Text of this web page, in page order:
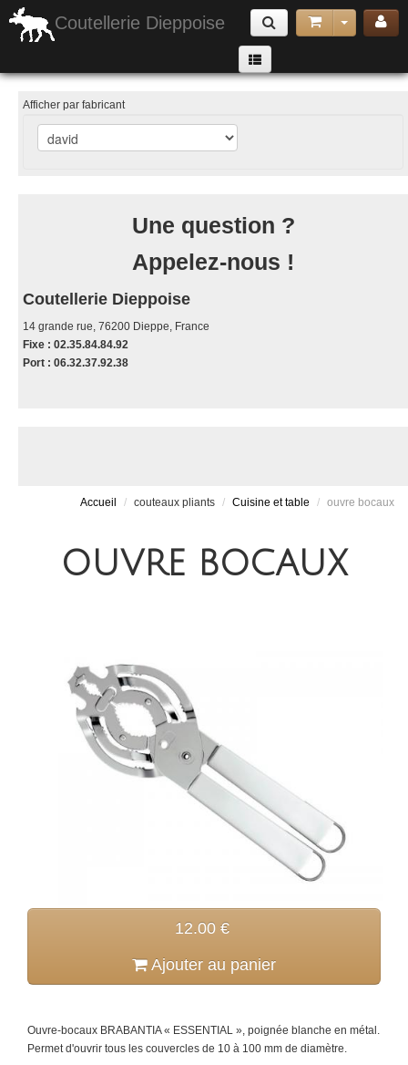
Coutellerie Dieppoise
couteaux pliants
Cannes & Matériels de randonnée et camping
poignard lame fixe
couteau papillon
Afficher par fabricant
Une question ?
Appelez-nous !
Coutellerie Dieppoise
14 grande rue, 76200 Dieppe, France
Fixe : 02.35.84.84.92
Port : 06.32.37.92.38
Accueil / couteaux pliants / Cuisine et table / ouvre bocaux
OUVRE BOCAUX
12.00 €
Ajouter au panier
Ouvre-bocaux BRABANTIA « ESSENTIAL », poignée blanche en métal.
Permet d'ouvrir tous les couvercles de 10 à 100 mm de diamètre.